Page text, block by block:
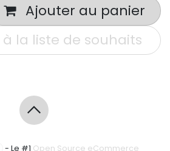
Ajouter au panier
la liste de souhaits
- Le #1 Open Source eCommerce